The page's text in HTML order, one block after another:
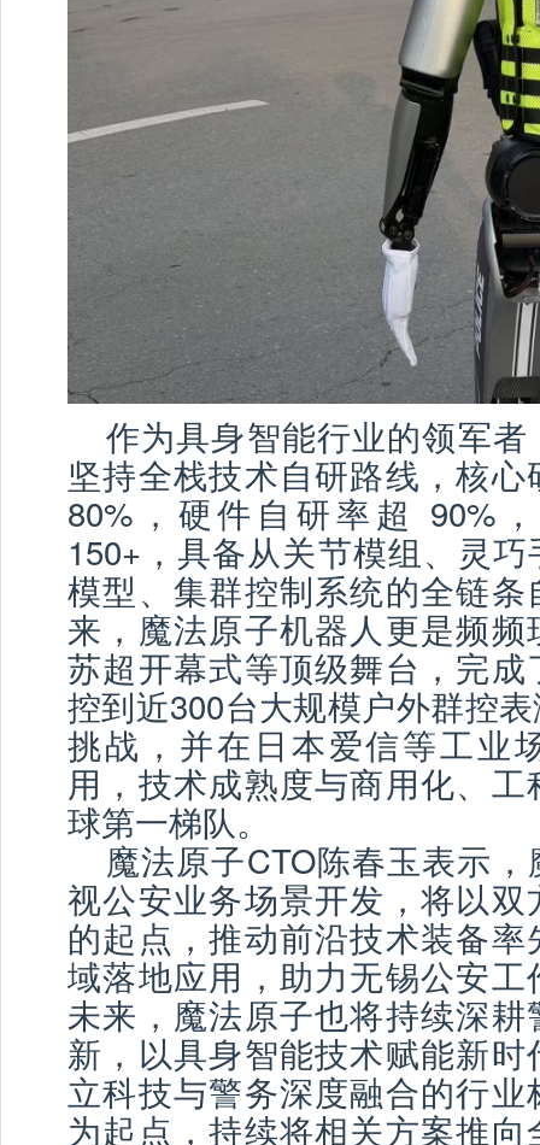
作为具身智能行业的领军
坚持全栈技术自研路线，核
80%，硬件自研率超 90%
150+，具备从关节模组、灵
模型、集群控制系统的全链
来，魔法原子机器人更是频
苏超开幕式等顶级舞台，完
控到近300台大规模户外群控
挑战，并在日本爱信等工业
用，技术成熟度与商用化、
球第一梯队。
魔法原子CTO陈春玉表示
视公安业务场景开发，将以
的起点，推动前沿技术装备
域落地应用，助力无锡公安
未来，魔法原子也将持续深
新，以具身智能技术赋能新
立科技与警务深度融合的行
为起点，持续将相关方案推